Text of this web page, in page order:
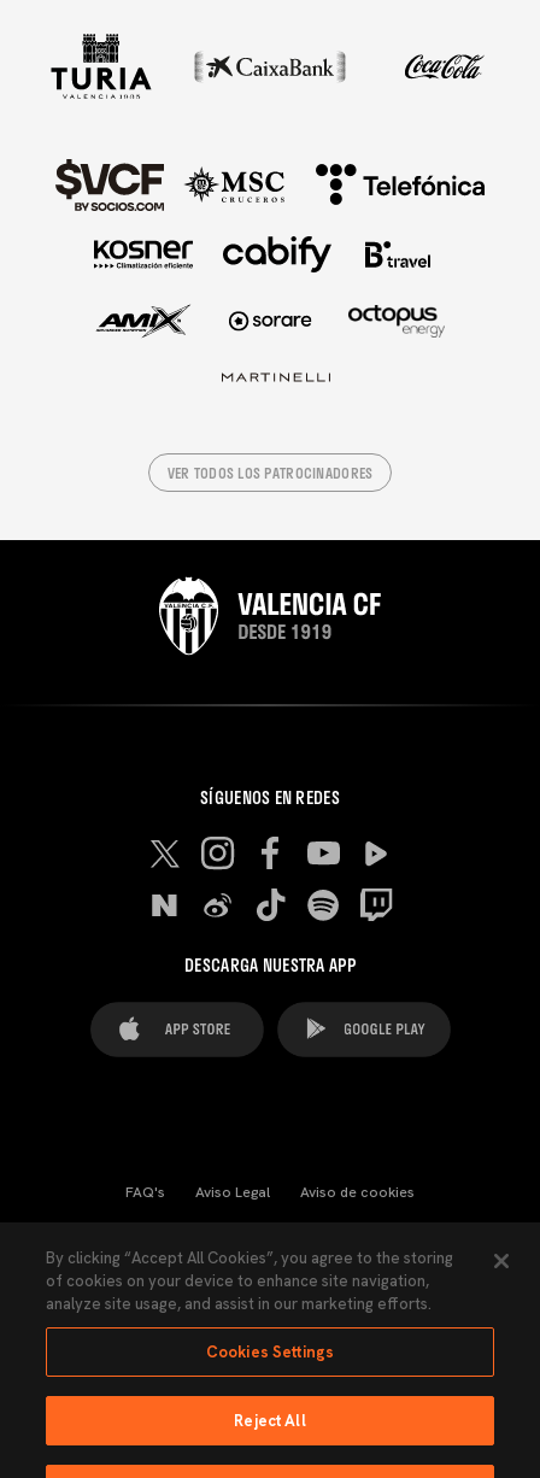
VER TODOS LOS PATROCINADORES
SÍGUENOS EN REDES
DESCARGA NUESTRA APP
FAQ's Aviso Legal Aviso de cookies
Ley Transparencia Política de Privacidad
Accesibilidad
Ninguna parte de esta página puede ser reproducida sin el permiso del Valencia
By clicking “Accept All Cookies”, you agree to the storing
of cookies on your device to enhance site navigation,
analyze site usage, and assist in our marketing efforts.
Cookies Settings
Reject All